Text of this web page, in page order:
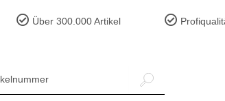
Über 300.000 Artikel